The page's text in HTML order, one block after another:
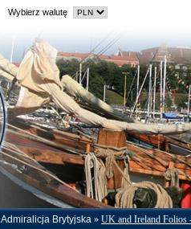
Wybierz walutę
Admiralicja Brytyjska » UK and Ireland Folios